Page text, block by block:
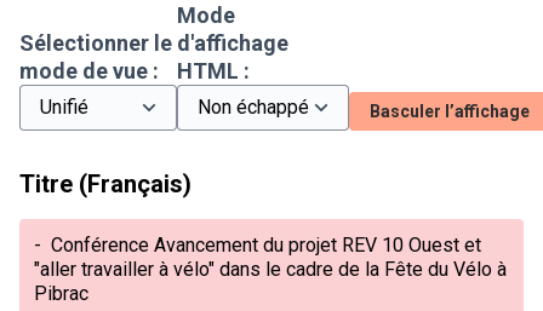
Sélectionner le
mode de vue :
Mode
d'affichage
HTML :
Basculer l’affichage
Titre (Français)
- Conférence Avancement du projet REV 10 Ouest et
"aller travailler à vélo" dans le cadre de la Fête du Vélo à
Pibrac